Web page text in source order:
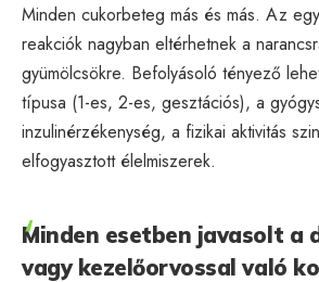
Minden cukorbeteg más és más. Az
reakciók nagyban eltérhetnek a
gyümölcsökre. Befolyásoló tényező
típusa (1-es, 2-es, gesztációs), a
inzulinérzékenység, a fizikai aktivitás
elfogyasztott élelmiszerek.
Minden esetben javasolt a
vagy kezelőorvossal való